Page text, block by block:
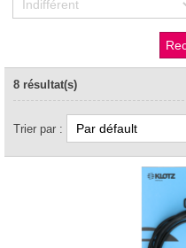
8 résultat(s)
Trier par :